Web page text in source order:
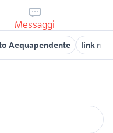
Messaggi
Acquapendente link